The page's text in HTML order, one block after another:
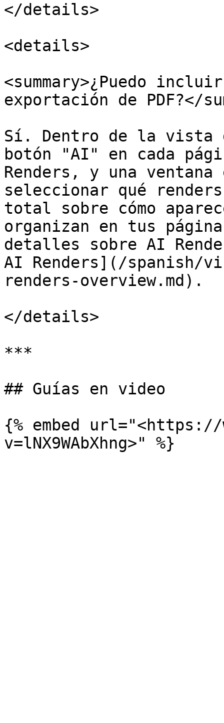
</details>
<details>
<summary>¿Puedo
exportación de PDF?</
Sí. Dentro de la vista
botón "AI" en cada
Renders, y una
seleccionar qué
total sobre cómo
organizan en tus
detalles sobre AI
AI Renders](/spanish/
renders-overview.md).
</details>
***
## Guías en video
{% embed url="<https://